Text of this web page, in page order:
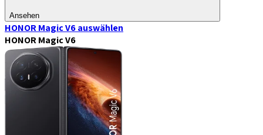
Ansehen
HONOR Magic V6auswählen
HONOR Magic V6